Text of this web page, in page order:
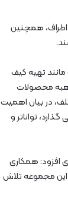
اطراف، همچنین‌
تهیه کیف
محصولات
در بیان اهمیت
تواناتر و
افزود: همکاری
مجموعه تلاش